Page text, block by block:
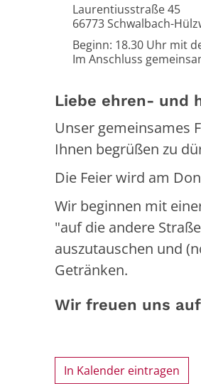
Laurentiusstraße 45
66773Schwalbach-
Beginn: 18.30 Uhr mit
Im Anschluss
Liebe ehren- und
Unser gemeinsames
Ihnen begrüßen zu
Die Feier wird am
Wir beginnen mit
"auf die andere
auszutauschen und
Getränken.
Wir freuen uns
In Kalender eintragen